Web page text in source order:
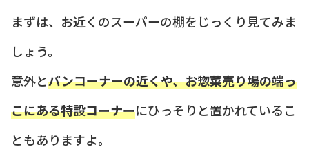
まずは、お近くのスーパーの棚をじっくり見てみま
しょう。
意外とパンコーナーの近くや、お惣菜売り場の端っ
こにある特設コーナーにひっそりと置かれているこ
ともありますよ。